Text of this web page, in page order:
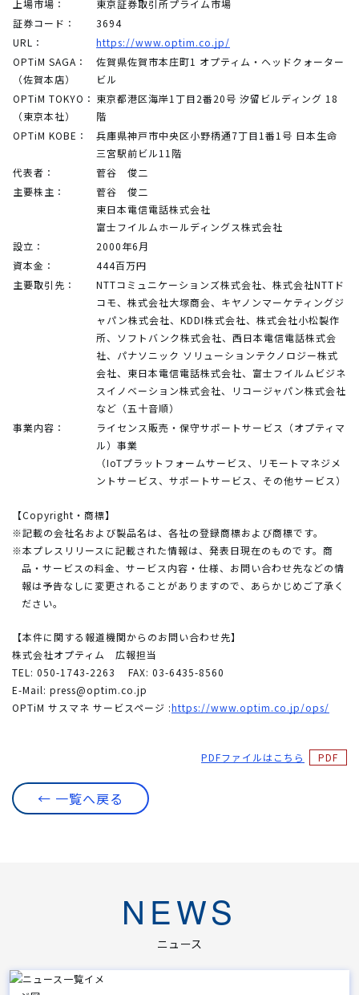
上場市場：
東京証券取引所プライム市場
証券コード：
3694
URL：
https://www.optim.co.jp/
OPTiM SAGA：
（佐賀本店）
佐賀県佐賀市本庄町1 オプティム・ヘッドクォーター
ビル
OPTiM TOKYO：
（東京本社）
東京都港区海岸1丁目2番20号 汐留ビルディング 18
階
OPTiM KOBE：
兵庫県神戸市中央区小野柄通7丁目1番1号 日本生命
三宮駅前ビル11階
代表者：
菅谷 俊二
主要株主：
菅谷 俊二
東日本電信電話株式会社
富士フイルムホールディングス株式会社
設立：
2000年6月
資本金：
444百万円
主要取引先：
NTTコミュニケーションズ株式会社、株式会社NTTド
コモ、株式会社大塚商会、キヤノンマーケティングジ
ャパン株式会社、KDDI株式会社、株式会社小松製作
所、ソフトバンク株式会社、西日本電信電話株式会
社、パナソニック ソリューションテクノロジー株式
会社、東日本電信電話株式会社、富士フイルムビジネ
スイノベーション株式会社、リコージャパン株式会社
など（五十音順）
事業内容：
ライセンス販売・保守サポートサービス（オプティマ
ル）事業
（IoTプラットフォームサービス、リモートマネジメ
ントサービス、サポートサービス、その他サービス）
【Copyright・商標】
※記載の会社名および製品名は、各社の登録商標および商標です。
※本プレスリリースに記載された情報は、発表日現在のものです。商
品・サービスの料金、サービス内容・仕様、お問い合わせ先などの情
報は予告なしに変更されることがありますので、あらかじめご了承く
ださい。
【本件に関する報道機関からのお問い合わせ先】
株式会社オプティム 広報担当
TEL: 050-1743-2263
FAX: 03-6435-8560
E-Mail: press@optim.co.jp
OPTiM サスマネ サービスページ :https://www.optim.co.jp/ops/
PDFファイルはこちら
← 一覧へ戻る
NEWS
ニュース